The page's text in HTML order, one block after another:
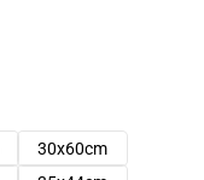
30x60cm